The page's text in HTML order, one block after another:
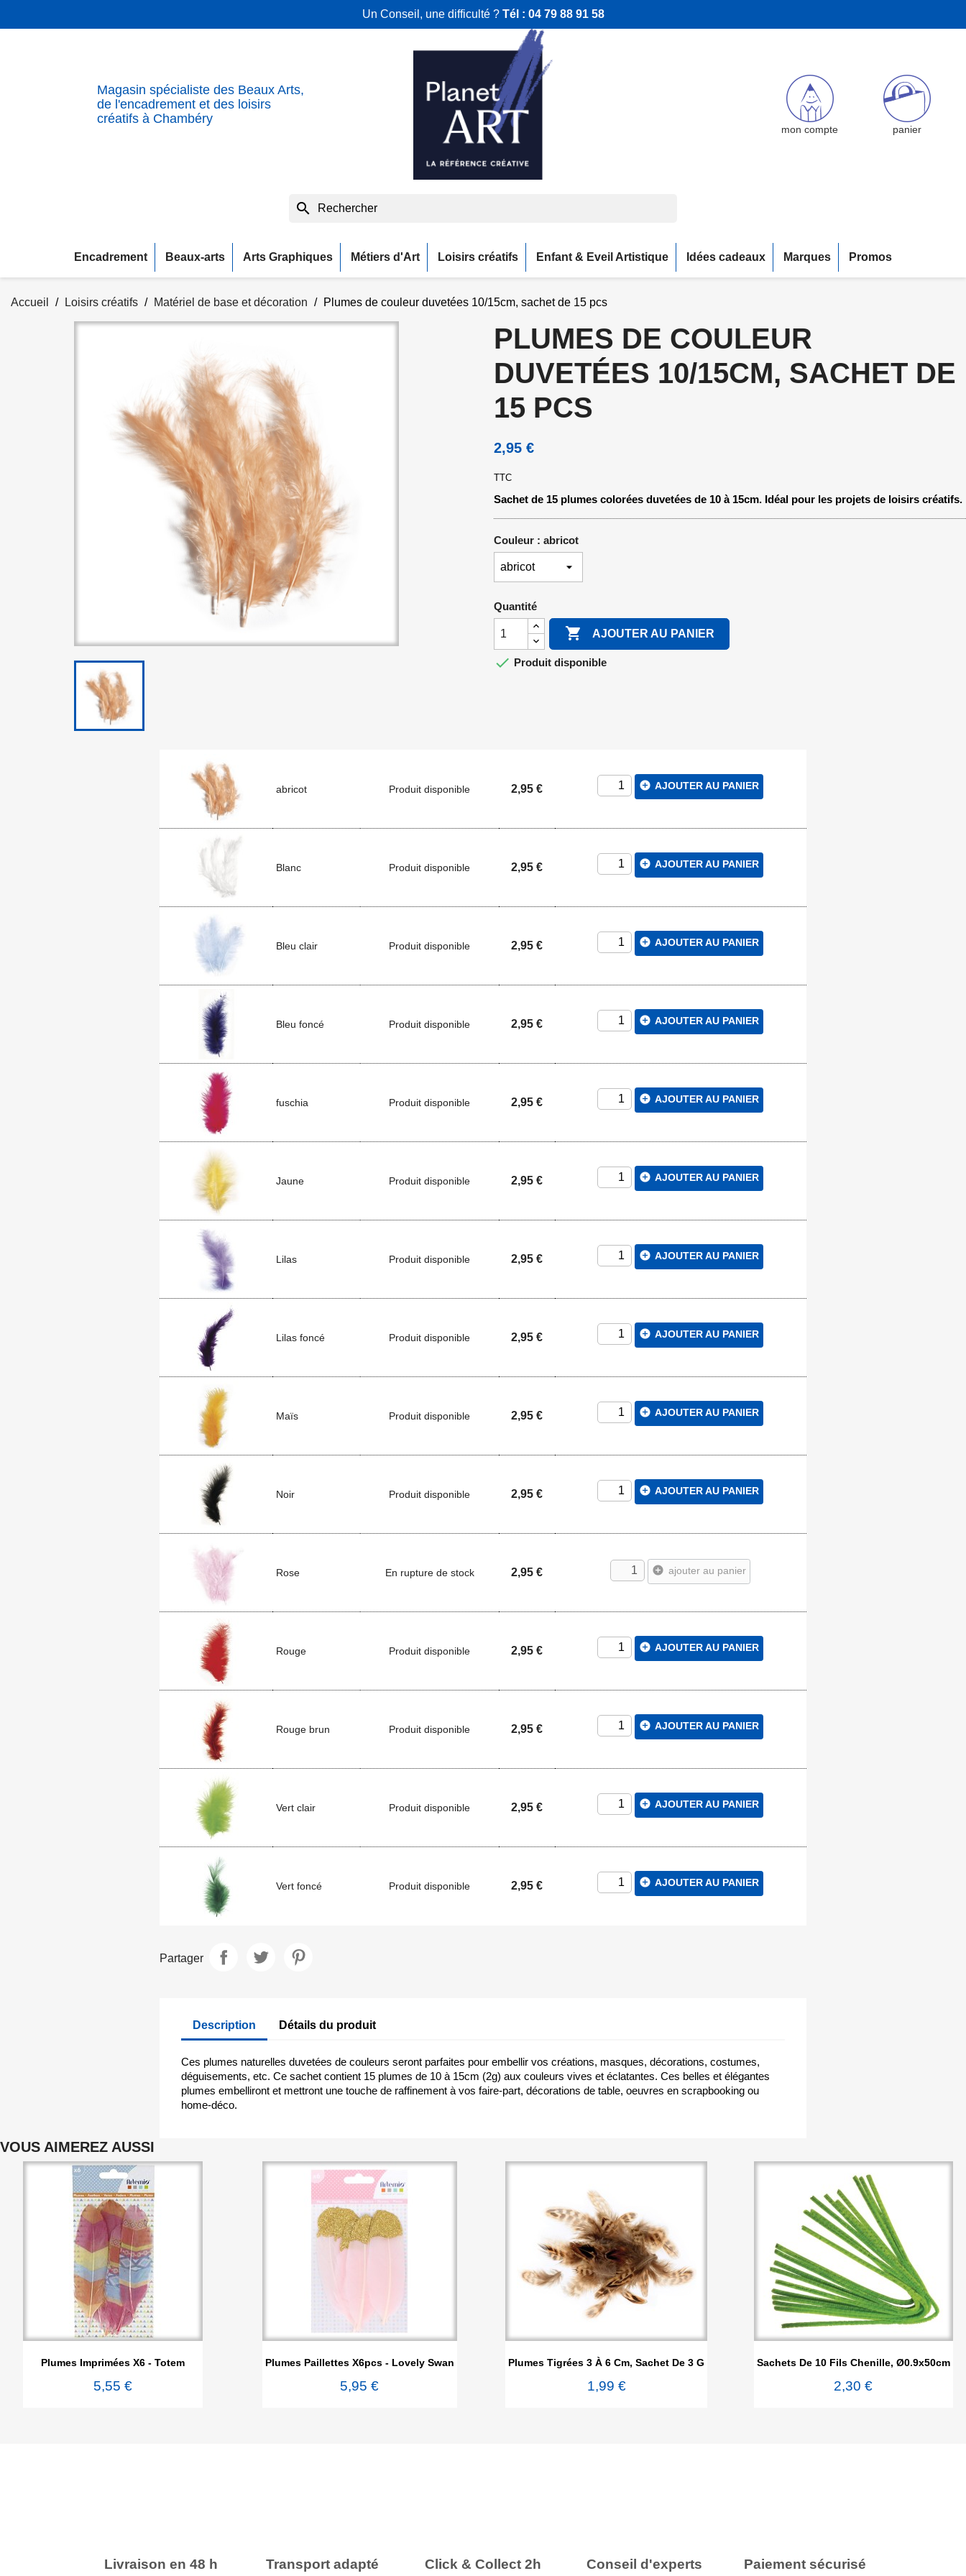
Un Conseil, une difficulté ? Tél : 04 79 88 91 58
Magasin spécialiste des Beaux Arts,
de l'encadrement et des loisirs
créatifs à Chambéry
mon compte panier
search
Encadrement Beaux-arts Arts Graphiques Métiers d'Art Loisirs créatifs Enfant & Eveil Artistique Idées cadeaux Marques Promos
Accueil Loisirs créatifs Matériel de base et décoration Plumes de couleur duvetées 10/15cm, sachet de 15 pcs
PLUMES DE COULEUR
DUVETÉES 10/15CM, SACHET DE
15 PCS
2,95 €
TTC
Sachet de 15 plumes colorées duvetées de 10 à 15cm. Idéal pour les projets de loisirs créatifs.
Couleur : abricot
Quantité
 AJOUTER AU PANIER
 Produit disponible
abricot Produit disponible 2,95 € add_circle AJOUTER AU PANIER
Blanc Produit disponible 2,95 € add_circle AJOUTER AU PANIER
Bleu clair Produit disponible 2,95 € add_circle AJOUTER AU PANIER
Bleu foncé Produit disponible 2,95 € add_circle AJOUTER AU PANIER
fuschia Produit disponible 2,95 € add_circle AJOUTER AU PANIER
Jaune Produit disponible 2,95 € add_circle AJOUTER AU PANIER
Lilas Produit disponible 2,95 € add_circle AJOUTER AU PANIER
Lilas foncé Produit disponible 2,95 € add_circle AJOUTER AU PANIER
Maïs Produit disponible 2,95 € add_circle AJOUTER AU PANIER
Noir Produit disponible 2,95 € add_circle AJOUTER AU PANIER
Rose En rupture de stock 2,95 € add_circle ajouter au panier
Rouge Produit disponible 2,95 € add_circle AJOUTER AU PANIER
Rouge brun Produit disponible 2,95 € add_circle AJOUTER AU PANIER
Vert clair Produit disponible 2,95 € add_circle AJOUTER AU PANIER
Vert foncé Produit disponible 2,95 € add_circle AJOUTER AU PANIER
Partager
Description Détails du produit
Ces plumes naturelles duvetées de couleurs seront parfaites pour embellir vos créations, masques, décorations, costumes,
déguisements, etc. Ce sachet contient 15 plumes de 10 à 15cm (2g) aux couleurs vives et éclatantes. Ces belles et élégantes
plumes embelliront et mettront une touche de raffinement à vos faire-part, décorations de table, oeuvres en scrapbooking ou
home-déco.
VOUS AIMEREZ AUSSI
 Aperçu rapide
Plumes Imprimées X6 - Totem
5,55 €

Plumes Paillettes X6pcs - Lovely Swan
5,95 €
 Aperçu rapide
Plumes Tigrées 3 À 6 Cm, Sachet De 3 G
1,99 €

Sachets De 10 Fils Chenille, Ø0.9x50cm
2,30 €
Livraison en 48 h Transport adapté Click & Collect 2h Conseil d'experts Paiement sécurisé